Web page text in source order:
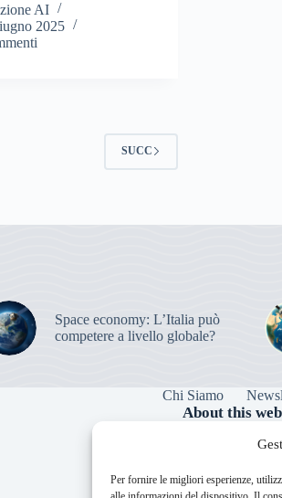
Per fornire le migliori esperienze,
AI
2025
SUCC
Space economy: L’Italia può
competere a livello globale?
Chi Siamo
About this
Orbitare ogni